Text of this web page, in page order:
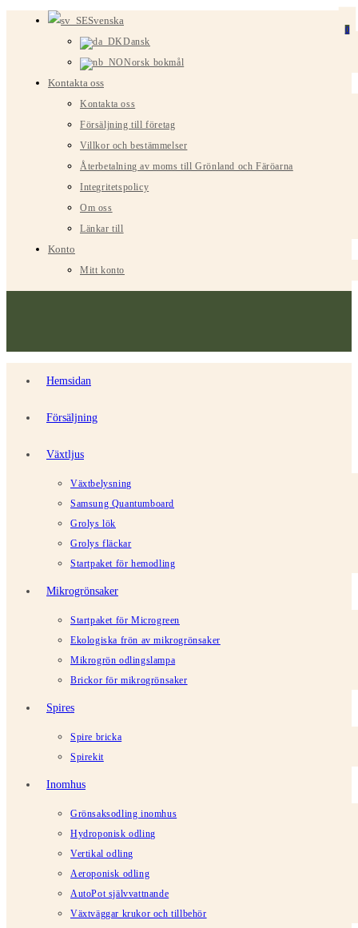
Svenska
Dansk
Norsk bokmål
Kontakta oss
Kontakta oss
Försäljning till företag
Villkor och bestämmelser
Återbetalning av moms till Grönland och Färöarna
Integritetspolicy
Om oss
Länkar till
Konto
Mitt konto
Hemsidan
Försäljning
Växtljus
Växtbelysning
Samsung Quantumboard
Grolys lök
Grolys fläckar
Startpaket för hemodling
Mikrogrönsaker
Startpaket för Microgreen
Ekologiska frön av mikrogrönsaker
Mikrogrön odlingslampa
Brickor för mikrogrönsaker
Spires
Spire bricka
Spirekit
Inomhus
Grönsaksodling inomhus
Hydroponisk odling
Vertikal odling
Aeroponisk odling
AutoPot självvattnande
Växtväggar krukor och tillbehör
0